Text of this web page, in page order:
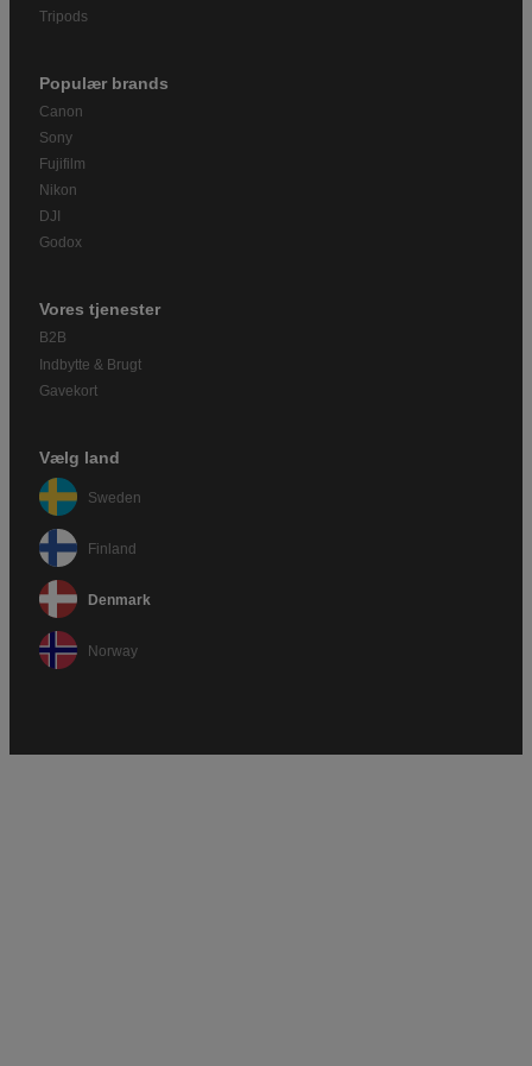
Tripods
Populær brands
Canon
Sony
Fujifilm
Nikon
DJI
Godox
Vores tjenester
B2B
Indbytte & Brugt
Gavekort
Vælg land
Sweden
Finland
Denmark
Norway